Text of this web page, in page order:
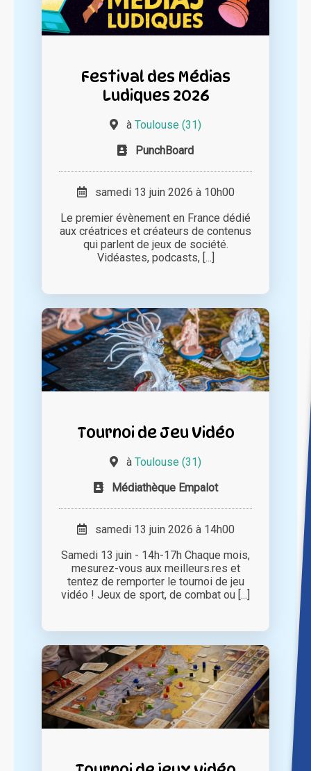
Festival des Médias
Ludiques 2026
à Toulouse (31)
PunchBoard
samedi 13 juin 2026 à 10h00
Le premier évènement en France dédié
aux créatrices et créateurs de contenus
qui parlent de jeux de société.
Vidéastes, podcasts, [...]
Tournoi de Jeu Vidéo
à Toulouse (31)
Médiathèque Empalot
samedi 13 juin 2026 à 14h00
Samedi 13 juin - 14h-17h Chaque mois,
mesurez-vous aux meilleurs.res et
tentez de remporter le tournoi de jeu
vidéo ! Jeux de sport, de combat ou [...]